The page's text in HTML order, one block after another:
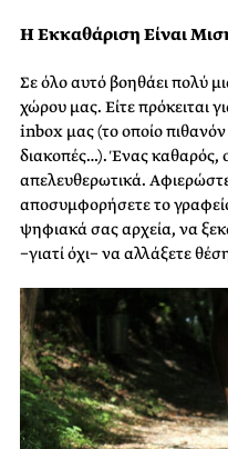
Η Εκκαθάριση Είναι
Σε όλο αυτό βοηθάει πολύ
χώρου μας. Είτε πρόκειται
inbox μας (το οποίο πιθανόν
διακοπές…). Ένας καθαρός,
απελευθερωτικά.
αποσυμφορήσετε το
ψηφιακά σας αρχεία, να
−γιατί όχι− να αλλάξετε